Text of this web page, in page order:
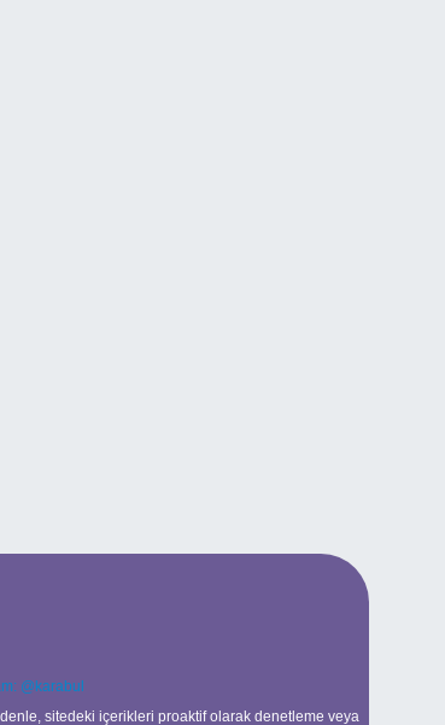
@karabul
sitedeki içerikleri proaktif olarak denetleme veya